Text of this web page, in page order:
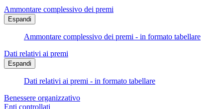
Ammontare complessivo dei premi
Espandi
Ammontare complessivo dei premi - in formato tabellare
Dati relativi ai premi
Espandi
Dati relativi ai premi - in formato tabellare
Benessere organizzativo
Enti controllati